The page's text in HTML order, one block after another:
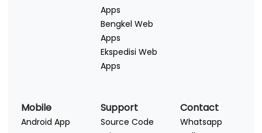
Apps
Bengkel Web
Apps
Ekspedisi Web
Apps
Mobile
Android App
Support
Source Code
Contact
Whatsapp